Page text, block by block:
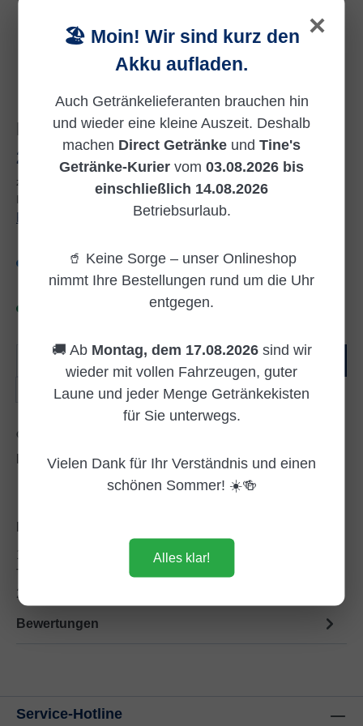
MEHRWEG
Regulärer Preis:
2,10 €
zzgl. 0,15 € Pfand
Inhalt:
Preise inkl. MwSt. zzgl. Versandkosten
Versandkostenfrei
Sofort verfügbar, Lieferzeit: Sofort verfügbar
Produkt Anzahl: Gib den gewünschten
Flasche(n)
Produktnummer:DE992870
1886 in den USA erfunden, wird Coca-Cola heute jeden
Tag mehrere hundert Millionen Mal getrunken - in über
200 Ländern rund…
Bewertungen
Service-Hotline
×
🏖️ Moin! Wir sind kurz den
Akku aufladen.
Auch Getränkelieferanten brauchen hin
und wieder eine kleine Auszeit. Deshalb
machen Direct Getränke und Tine's
Getränke-Kurier vom 03.08.2026 bis
einschließlich 14.08.2026
Betriebsurlaub.
🥤 Keine Sorge – unser Onlineshop
nimmt Ihre Bestellungen rund um die Uhr
entgegen.
🚚 Ab Montag, dem 17.08.2026sind wir
wieder mit vollen Fahrzeugen, guter
Laune und jeder Menge Getränkekisten
für Sie unterwegs.
Vielen Dank für Ihr Verständnis und einen
schönen Sommer! ☀️🍻
Alles klar!